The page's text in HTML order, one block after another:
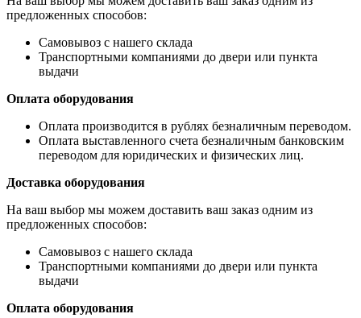
предложенных способов:
Самовывоз с нашего склада
Транспортными компаниями до двери или пункта
выдачи
Оплата оборудования
Оплата производится в рублях безналичным переводом.
Оплата выставленного счета безналичным банковским
переводом для юридических и физических лиц.
Доставка оборудования
На ваш выбор мы можем доставить ваш заказ одним из
предложенных способов:
Самовывоз с нашего склада
Транспортными компаниями до двери или пункта
выдачи
Оплата оборудования